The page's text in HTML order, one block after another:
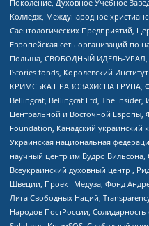
Поколение, Духовное Учебное
Колледж, Международное
Саентологических Предприятий,
Европейская сеть организаций по
Польша, СВОБОДНЫЙ ИДЕЛЬ-УРАЛ,
IStories fonds, Королевский
КРИМСЬКА ПРАВОЗАХИСНА ГРУПА,
Bellingcat, Bellingcat Ltd, The Insider,
Центральной и Восточной Европы,
Foundation, Канадский украинский
Украинская национальная
научный центр им Вудро Вильсона,
Всеукраинский духовный центр ,
Швеции, Проект Медуза, Фонд
Лига Свободных Наций,
Народов ПостРоссии,